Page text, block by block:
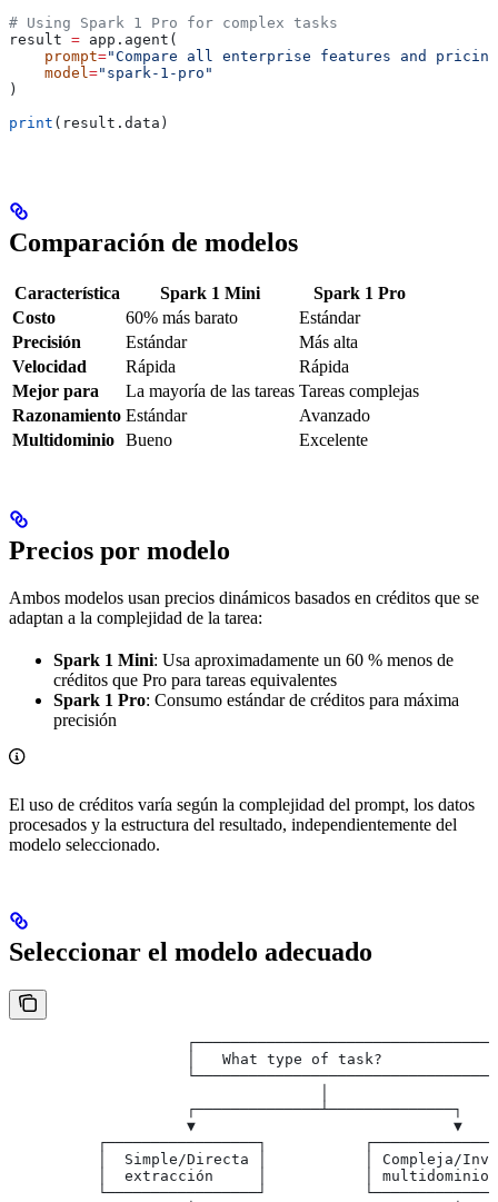
# Using Spark 1 Pro for complex tasks
result = app.agent(
    prompt
="Compare all enterprise features and
    model
="spark-1-pro"
)
print (result.data)
Comparación de modelos
Característica Spark 1 Mini
Spark 1 Pro
Costo
60% más barato
Estándar
Precisión
Estándar
Más alta
Velocidad
Rápida
Rápida
Mejor para
La mayoría de las tareas Tareas complejas
Razonamiento Estándar
Avanzado
Multidominio Bueno Excelente
Precios por modelo
Ambos modelos usan precios dinámicos basados en créditos que se
adaptan a la complejidad de la tarea:
Spark 1 Mini: Usa aproximadamente un 60 % menos de
créditos que Pro para tareas equivalentes
Spark 1 Pro: Consumo estándar de créditos para máxima
precisión
El uso de créditos varía según la complejidad del prompt, los datos
procesados y la estructura del resultado, independientemente del
modelo seleccionado.
Seleccionar el modelo adecuado
                    ┌─────────────────────────────────┐
                    │   What type of task?            │
                    └─────────────────────────────────┘
                    ┌──────────────┴──────────────┐
                    ▼                             ▼
┌─────────────────┐
│  Simple/Directa │           │ Compleja/
│  extracción     │           │ multidominio
└─────────────────┘